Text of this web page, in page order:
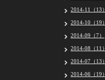
2014-11（13）
2014-10（19）
2014-09（7）
2014-08（11）
2014-07（13）
2014-06（19）